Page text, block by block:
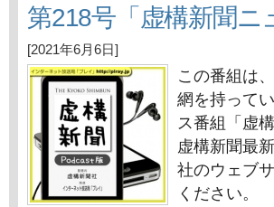
第218号「虚構新聞ニ
[2021年6月6日]
この番組は
網を持って
ス番組「虚
虚構新聞最
社のウェブ
ください。